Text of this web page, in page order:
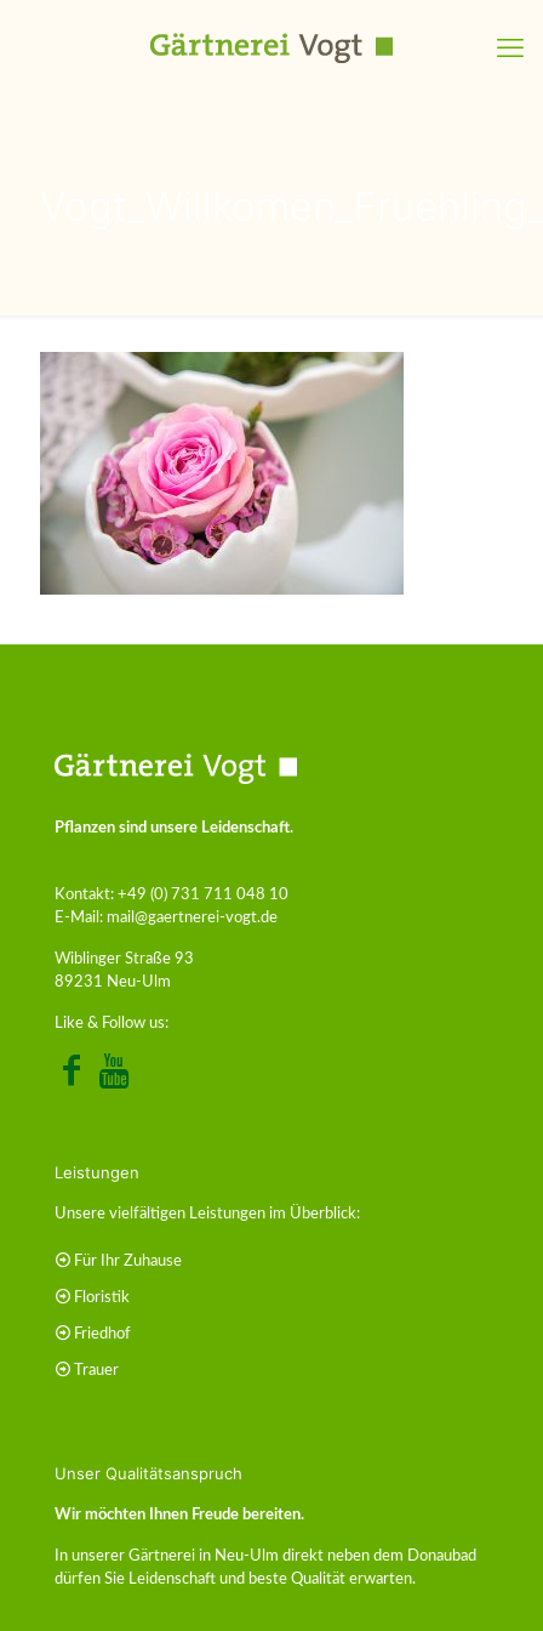
Pflanzen sind unsere Leidenschaft.
Kontakt: +49 (0) 731 711 048 10
E-Mail: mail@gaertnerei-vogt.de
Wiblinger Straße 93
89231 Neu-Ulm
Like & Follow us:
Leistungen
Unsere vielfältigen Leistungen im Überblick:
Für Ihr Zuhause
Floristik
Friedhof
Trauer
Unser Qualitätsanspruch
Wir möchten Ihnen Freude bereiten.
In unserer Gärtnerei in Neu-Ulm direkt neben dem Donaubad
dürfen Sie Leidenschaft und beste Qualität erwarten.